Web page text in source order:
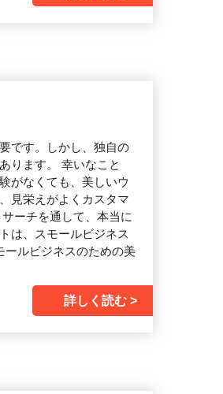
です。しかし、独自の
ります。 幸いなこと
がなくても、美しいウ
見栄えがよくカスタマ
ーチを通して、本当に
は、スモールビジネス
ルビジネスのための美
詳しく読む